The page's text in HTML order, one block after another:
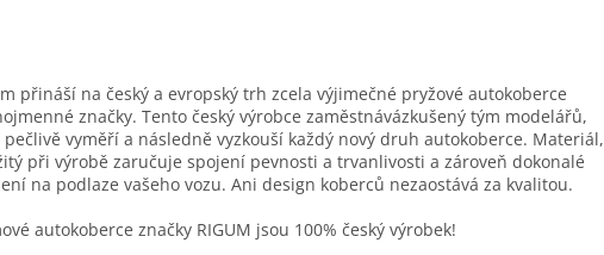
přináší na český a evropský trh zcela výjimečné pryžové autokoberce
značky. Tento český výrobce zaměstnávázkušený tým modelářů,
pečlivě vyměří a následně vyzkouší každý nový druh autokoberce. Materiál,
při výrobě zaručuje spojení pevnosti a trvanlivosti a zároveň dokonalé
na podlaze vašeho vozu. Ani design koberců nezaostává za kvalitou.
autokoberce značky RIGUM jsou 100% český výrobek!